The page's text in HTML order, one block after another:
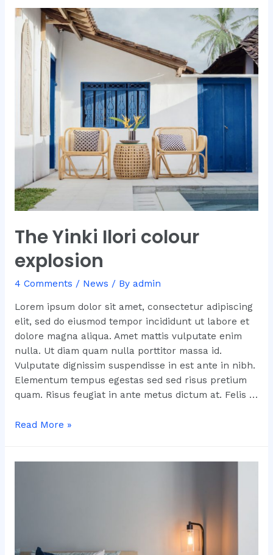
A
Console
Table
The Yinki Ilori colour
explosion
4 Comments / News / By admin
Lorem ipsum dolor sit amet, consectetur adipiscing
elit, sed do eiusmod tempor incididunt ut labore et
dolore magna aliqua. Amet mattis vulputate enim
nulla. Ut diam quam nulla porttitor massa id.
Vulputate dignissim suspendisse in est ante in nibh.
Elementum tempus egestas sed sed risus pretium
quam. Risus feugiat in ante metus dictum at. Felis …
The
Read More »